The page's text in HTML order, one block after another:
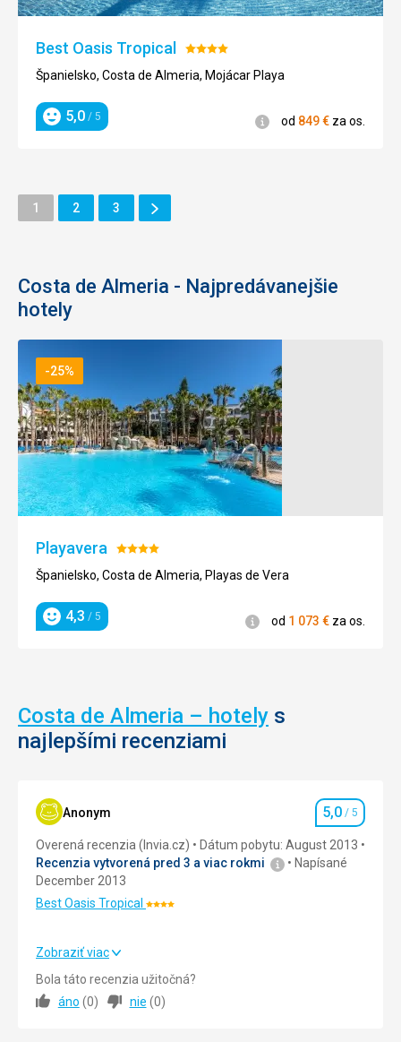
Best Oasis Tropical
Hodnotenie:
4/5
Španielsko, Costa de Almeria, Mojácar Playa
Hodnotenie
5,0 / 5 Informácie
od 849€ za os.
Stránka
1 Stránka
2 Stránka
3
Ďalšie
Stránka
Costa de Almeria - Najpredávanejšie
hotely
-25%
Playavera Hodnotenie:
4/5
Španielsko, Costa de Almeria, Playas de Vera
Hodnotenie
4,3 / 5 Informácie
od 1 073 € za os.
Costa de Almeria – hotely s
najlepšími recenziami
Anonym Hodnotenie
5,0 / 5
Overená recenzia (Invia.cz)
Dátum pobytu: August 2013
Recenzia vytvorená pred 3 a viac rokmi
Napísané
December 2013
Best Oasis Tropical Hodnotenie:
Strava
Ubytovanie
Zobraziť viac
Bola táto recenzia užitočná?
áno (0) nie (0)